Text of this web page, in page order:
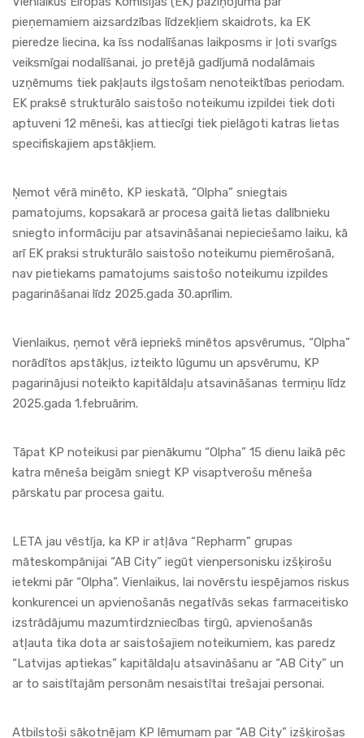
pieņemamiem aizsardzības līdzekļiem skaidrots, ka EK
pieredze liecina, ka īss nodalīšanas laikposms ir ļoti svarīgs
veiksmīgai nodalīšanai, jo pretējā gadījumā nodalāmais
uzņēmums tiek pakļauts ilgstošam nenoteiktības periodam.
EK praksē strukturālo saistošo noteikumu izpildei tiek doti
aptuveni 12 mēneši, kas attiecīgi tiek pielāgoti katras lietas
specifiskajiem apstākļiem.
Ņemot vērā minēto, KP ieskatā, “Olpha” sniegtais
pamatojums, kopsakarā ar procesa gaitā lietas dalībnieku
sniegto informāciju par atsavināšanai nepieciešamo laiku, kā
arī EK praksi strukturālo saistošo noteikumu piemērošanā,
nav pietiekams pamatojums saistošo noteikumu izpildes
pagarināšanai līdz 2025.gada 30.aprīlim.
Vienlaikus, ņemot vērā iepriekš minētos apsvērumus, “Olpha”
norādītos apstākļus, izteikto lūgumu un apsvērumu, KP
pagarinājusi noteikto kapitāldaļu atsavināšanas termiņu līdz
2025.gada 1.februārim.
Tāpat KP noteikusi par pienākumu “Olpha” 15 dienu laikā pēc
katra mēneša beigām sniegt KP visaptverošu mēneša
pārskatu par procesa gaitu.
LETA jau vēstīja, ka KP ir atļāva “Repharm” grupas
māteskompānijai “AB City” iegūt vienpersonisku izšķirošu
ietekmi pār “Olpha”. Vienlaikus, lai novērstu iespējamos riskus
konkurencei un apvienošanās negatīvās sekas farmaceitisko
izstrādājumu mazumtirdzniecības tirgū, apvienošanās
atļauta tika dota ar saistošajiem noteikumiem, kas paredz
“Latvijas aptiekas” kapitāldaļu atsavināšanu ar “AB City” un
ar to saistītajām personām nesaistītai trešajai personai.
Atbilstoši sākotnējam KP lēmumam par “AB City” izšķirošas